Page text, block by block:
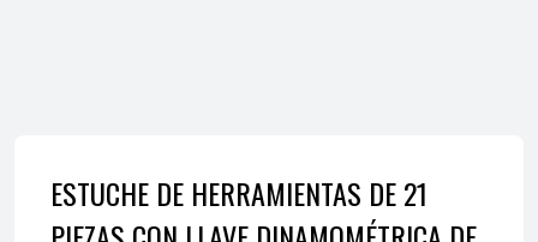
ESTUCHE DE HERRAMIENTAS DE 21